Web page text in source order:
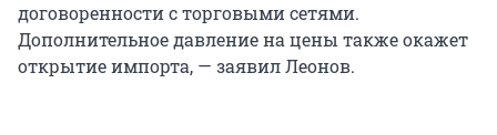
договоренности с торговыми сетями.
Дополнительное давление на цены также окажет
открытие импорта, — заявил Леонов.